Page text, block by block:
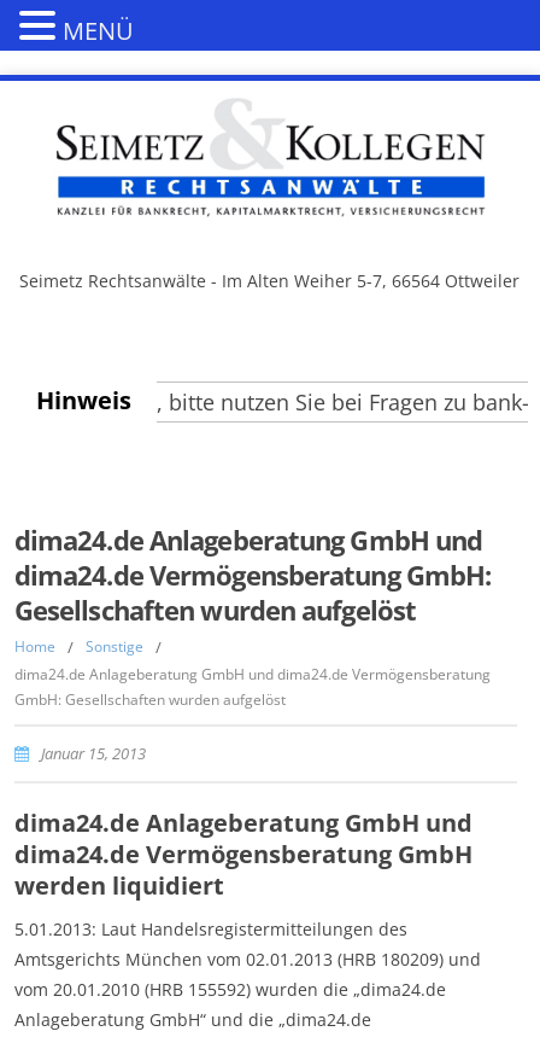
Seimetz Rechtsanwälte - Im Alten Weiher 5-7, 66564 Ottweiler
Hinweis
Besucher, bitte nutzen Sie bei Fragen zu bank-
dima24.de Anlageberatung GmbH und
dima24.de Vermögensberatung GmbH:
Gesellschaften wurden aufgelöst
Home / Sonstige /
dima24.de Anlageberatung GmbH und dima24.de Vermögensberatung
GmbH: Gesellschaften wurden aufgelöst
Januar 15, 2013
dima24.de Anlageberatung GmbH und
dima24.de Vermögensberatung GmbH
werden liquidiert
5.01.2013: Laut Handelsregistermitteilungen des
Amtsgerichts München vom 02.01.2013 (HRB 180209) und
vom 20.01.2010 (HRB 155592) wurden die „dima24.de
Anlageberatung GmbH“ und die „dima24.de
MENÜ